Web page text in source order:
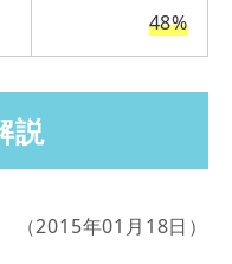
48%
説
（2015年01月18日）